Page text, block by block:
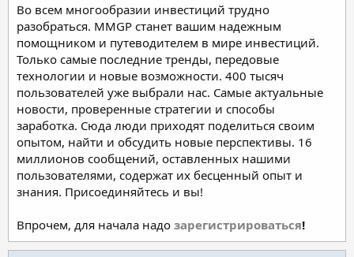
Во всем многообразии инвестиций трудно
разобраться. MMGP станет вашим надежным
помощником и путеводителем в мире инвестиций.
Только самые последние тренды, передовые
технологии и новые возможности. 400 тысяч
пользователей уже выбрали нас. Самые актуальные
новости, проверенные стратегии и способы
заработка. Сюда люди приходят поделиться своим
опытом, найти и обсудить новые перспективы. 16
миллионов сообщений, оставленных нашими
пользователями, содержат их бесценный опыт и
знания. Присоединяйтесь и вы!
Впрочем, для начала надо зарегистрироваться!